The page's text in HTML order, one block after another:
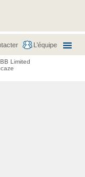
L’équipe
Limited